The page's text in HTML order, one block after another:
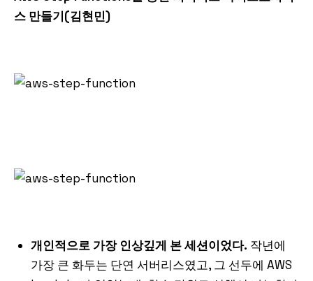
스 만들기(김현민)
개인적으로 가장 인상깊게 본 세션이었다. 작년에
가장 큰 화두는 단연 서버리스였고, 그 선두에 AWS